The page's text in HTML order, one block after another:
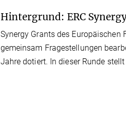
Hintergrund: ERC
Synergy Grants des
gemeinsam Fragestellungen
Jahre dotiert. In dieser Runde